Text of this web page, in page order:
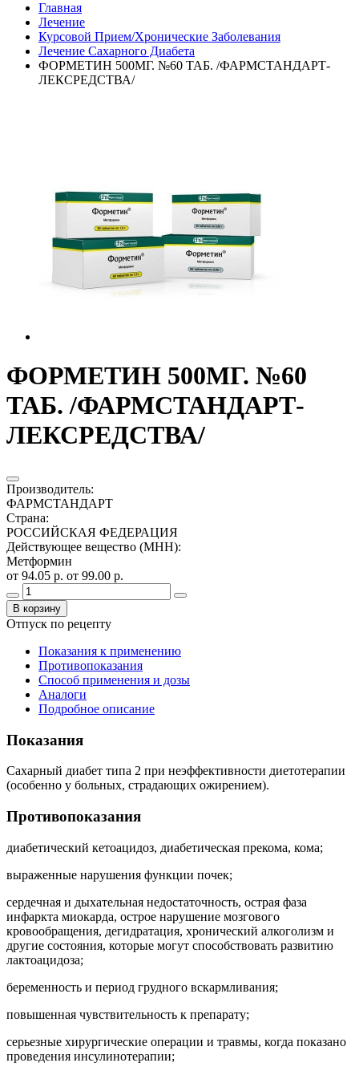
Главная
Лечение
Курсовой Прием/Хронические Заболевания
Лечение Сахарного Диабета
ФОРМЕТИН 500МГ. №60 ТАБ. /ФАРМСТАНДАРТ-
ЛЕКСРЕДСТВА/
ФОРМЕТИН 500МГ. №60
ТАБ. /ФАРМСТАНДАРТ-
ЛЕКСРЕДСТВА/
Производитель:
ФАРМСТАНДАРТ
Страна:
РОССИЙСКАЯ ФЕДЕРАЦИЯ
Действующее вещество (МНН):
Метформин
от 94.05 р. от 99.00 р.
В корзину
Отпуск по рецепту
Показания к применению
Противопоказания
Способ применения и дозы
Аналоги
Подробное описание
Показания
Сахарный диабет типа 2 при неэффективности диетотерапии
(особенно у больных, страдающих ожирением).
Противопоказания
диабетический кетоацидоз, диабетическая прекома, кома;
выраженные нарушения функции почек;
сердечная и дыхательная недостаточность, острая фаза
инфаркта миокарда, острое нарушение мозгового
кровообращения, дегидратация, хронический алкоголизм и
другие состояния, которые могут способствовать развитию
лактоацидоза;
беременность и период грудного вскармливания;
повышенная чувствительность к препарату;
серьезные хирургические операции и травмы, когда показано
проведения инсулинотерапии;